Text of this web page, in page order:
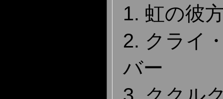
1. 虹の彼
2. クライ
バー